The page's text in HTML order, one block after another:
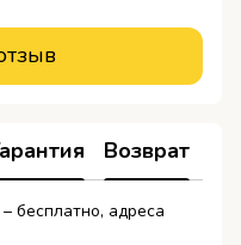
Возврат
бесплатно, адреса